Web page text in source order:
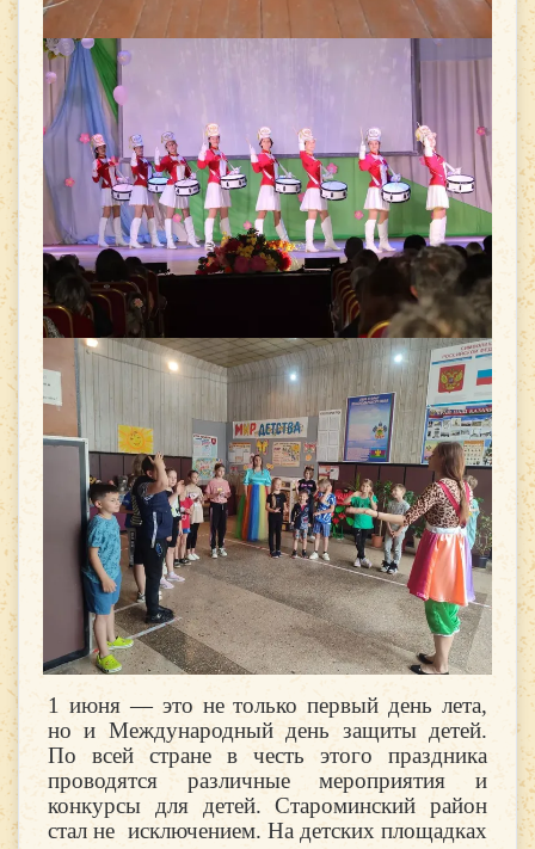
1 июня — это не только первый день лета,
но и Международный день защиты детей.
По всей стране в честь этого праздника
проводятся различные мероприятия и
конкурсы для детей. Староминский район
стал не исключением. На детских площадках